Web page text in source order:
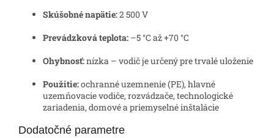
Skúšobné napätie:2 500 V
Prevádzková teplota: –5 °C až +70 °C
Ohybnosť:nízka – vodič je určený pre trvalé uloženie
Použitie:ochranné uzemnenie (PE), hlavné
uzemňovacie vodiče, rozvádzače, technologické
zariadenia, domové a priemyselné inštalácie
Dodatočné parametre